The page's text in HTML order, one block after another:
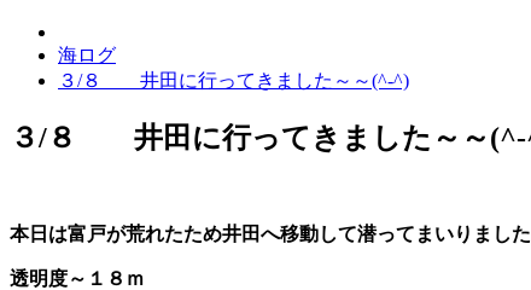
海ログ
３/８ 井田に行ってきました～～(^-^)
３/８ 井田に行ってきました～～
本日は富戸が荒れたため井田へ移動して潜ってまいりまし
透明度～１８ｍ